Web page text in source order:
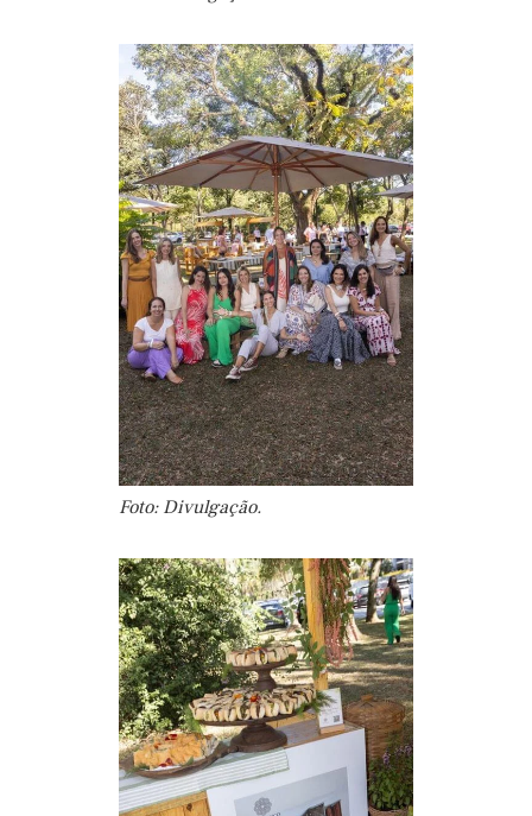
Foto: Divulgação.